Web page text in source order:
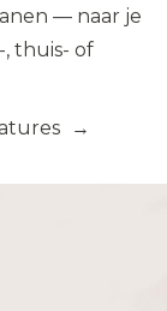
— naar je
thuis- of